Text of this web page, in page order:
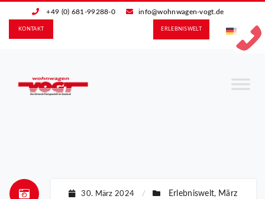
+49 (0) 681-99288-0 info@wohnwagen-vogt.de
ERLEBNIS­WELT
KONTAKT
30. März 2024 / Erlebniswelt, März